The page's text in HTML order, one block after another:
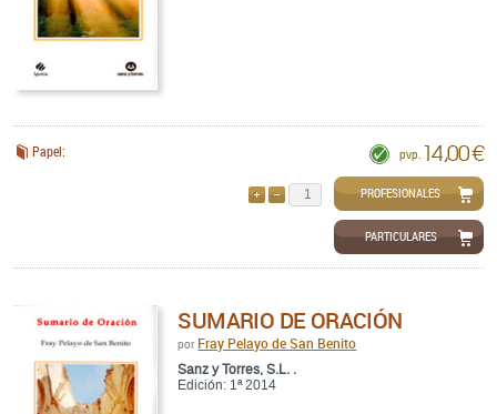
Papel: pvp. 14,00 €
QUITARPROFESIONALES
PARTICULARES
SUMARIO DE ORACIÓN
por Fray Pelayo de San Benito
Sanz y Torres, S.L. .
Edición: 1ª 2014